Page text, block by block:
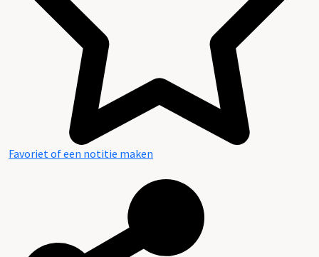
Favoriet of een notitie maken